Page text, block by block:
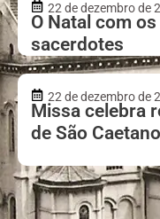
22 de dezembro de
O Natal com
sacerdotes
22 de dezembro de
Missa celebra
de São Caetano